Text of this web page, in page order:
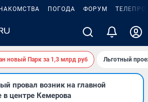
ПОГОДА ФОРУМ
новый Парк за 1,3 млрд руб Льготный
провал возник на главной
центре Кемерова